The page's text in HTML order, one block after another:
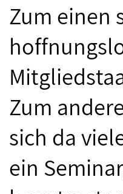
Zum einen
Zum
sich da
ein